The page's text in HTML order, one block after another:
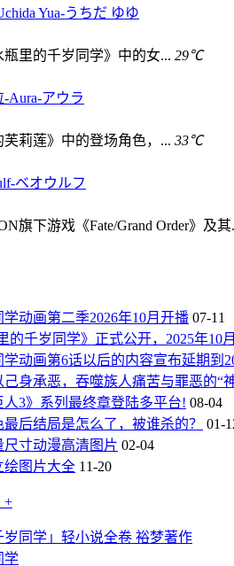
里的千岁同学》中的女... 29℃
莉莲》中的登场角色，... 33℃
旗下游戏《Fate/Grand Order》及其
动画第二季2026年10月开播 07-11
千岁同学》正式公开，2025年10月
动画第6话以后的内容宣布延期到
身承恶‌，吞噬族人痛苦与罪恶的“
3》系列最终章登陆多平台! 08-04
后结局是怎么了，被谁杀的？
01-
寸动漫高清图片 02-04
绘图片大全 11-20
+
学